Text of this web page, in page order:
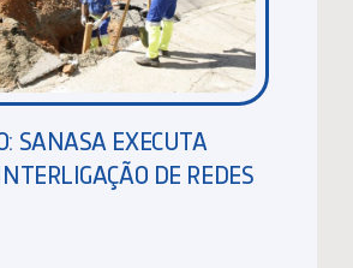
SANASA EXECUTA
DE REDES